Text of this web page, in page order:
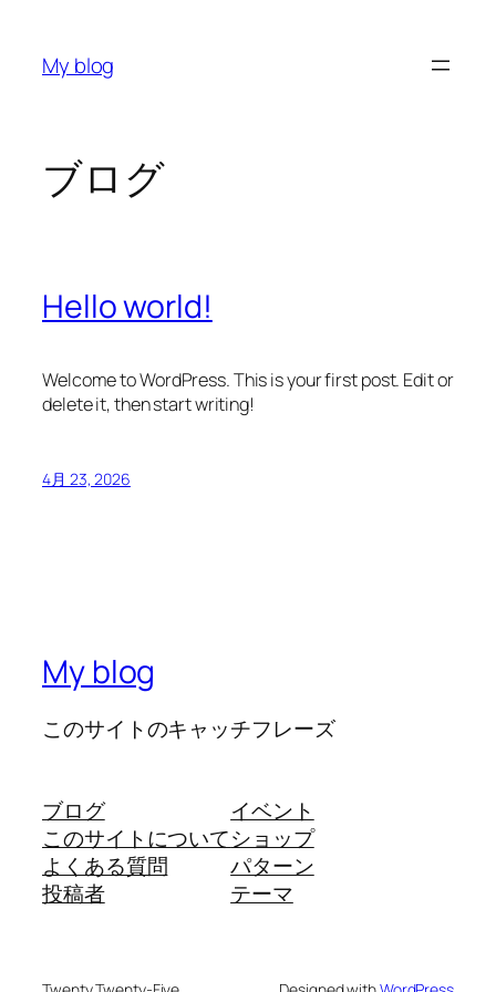
My blog
ブログ
Hello world!
Welcome to WordPress. This is your first post. Edit or
delete it, then start writing!
4月 23, 2026
My blog
このサイトのキャッチフレーズ
ブログ
このサイトについて
よくある質問
投稿者
イベント
ショップ
パターン
テーマ